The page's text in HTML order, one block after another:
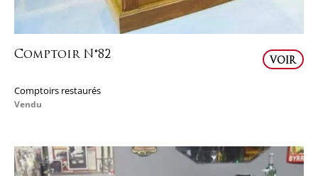
Comptoir N°82
VOIR
Comptoirs restaurés
Vendu